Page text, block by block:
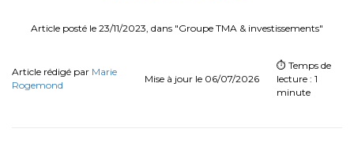
Article posté le 23/11/2023, dans "Groupe TMA & investissements"
Article rédigé par Marie
Rogemond
Mise à jour le 06/07/2026
⏱️ Temps de
lecture : 1
minute